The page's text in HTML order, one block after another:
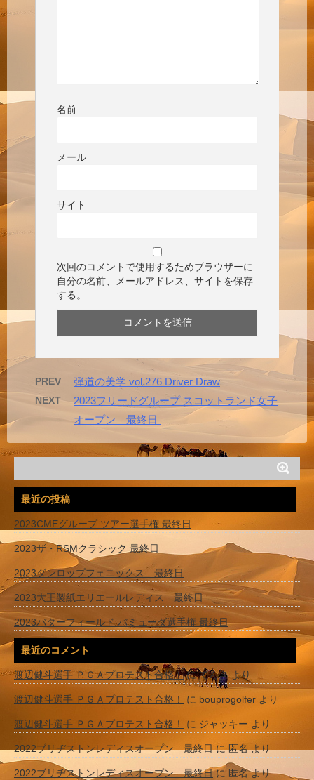
名前
メール
サイト
次回のコメントで使用するためブラウザーに
自分の名前、メールアドレス、サイトを保存
する。
PREV 弾道の美学 vol.276 Driver Draw
NEXT
2023フリードグループ スコットランド女子
オープン 最終日
最近の投稿
2023CMEグループ ツアー選手権 最終日
2023ザ・RSMクラシック 最終日
2023ダンロップフェニックス 最終日
2023大王製紙エリエールレディス 最終日
2023バターフィールド バミューダ選手権 最終日
最近のコメント
渡辺健斗選手 ＰＧＡプロテスト合格！にてんきより
渡辺健斗選手 ＰＧＡプロテスト合格！ に bouprogolfer より
渡辺健斗選手 ＰＧＡプロテスト合格！ に ジャッキー より
2022ブリヂストンレディスオープン 最終日に匿名より
2022ブリヂストンレディスオープン 最終日に 匿名より